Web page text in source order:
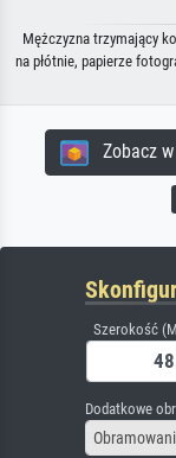
Mężczyzna trzymający
na płótnie, papierze
Zobacz
Szerokość
Dodatkowe